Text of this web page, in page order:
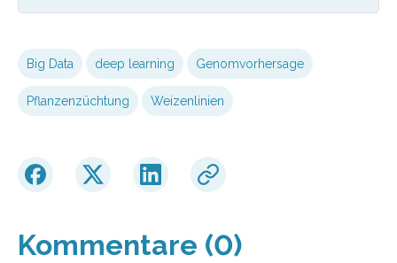
Big Data deep learning Genomvorhersage
Pflanzenzüchtung Weizenlinien
Kommentare (0)